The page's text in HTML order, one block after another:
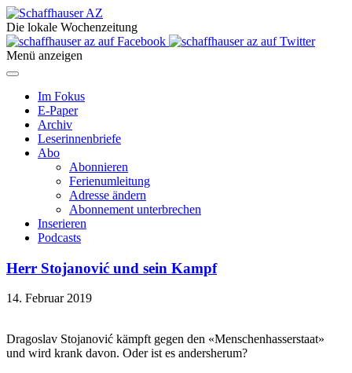
Die lokale Wochenzeitung
Menü anzeigen
Im Fokus
E-Paper
Archiv
Leserinnenbriefe
Abo
Abonnieren
Ferienumleitung
Adresse ändern
Abonnement unterbrechen
Inserieren
Podcasts
Herr Stojanović und sein Kampf
14. Februar 2019
Dragoslav Stojanović kämpft gegen den «Menschenhasserstaat»
und wird krank davon. Oder ist es andersherum?